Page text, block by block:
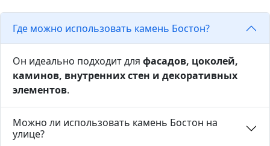
Где можно использовать камень Бостон?
Он идеально подходит для фасадов, цоколей,
каминов, внутренних стен и декоративных
элементов.
Можно ли использовать камень Бостон на
улице?